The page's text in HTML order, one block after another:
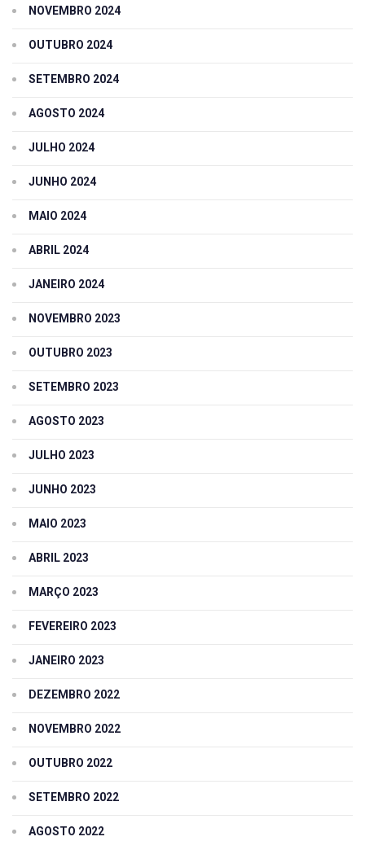
NOVEMBRO 2024
OUTUBRO 2024
SETEMBRO 2024
AGOSTO 2024
JULHO 2024
JUNHO 2024
MAIO 2024
ABRIL 2024
JANEIRO 2024
NOVEMBRO 2023
OUTUBRO 2023
SETEMBRO 2023
AGOSTO 2023
JULHO 2023
JUNHO 2023
MAIO 2023
ABRIL 2023
MARÇO 2023
FEVEREIRO 2023
JANEIRO 2023
DEZEMBRO 2022
NOVEMBRO 2022
OUTUBRO 2022
SETEMBRO 2022
AGOSTO 2022